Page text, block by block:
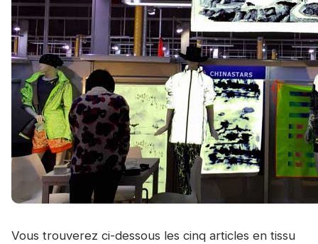
Vous trouverez ci-dessous les cinq articles en tissu